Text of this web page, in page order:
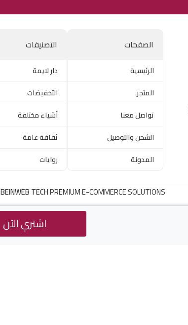
الصفحات
الرئيسية
المتجر
تواصل معنا
الشحن والتوصيل
المدونة
التصنيفات
دار لايمة
التخفيضات
أشياء مختلفة
ثقافة عامة
روايات
BEINWEB TECHPREMIUM E-COMMERCE SOLUTIONS
اشتري الآن